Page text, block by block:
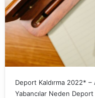
Deport Kaldırma 2022* –
Yabancılar Neden